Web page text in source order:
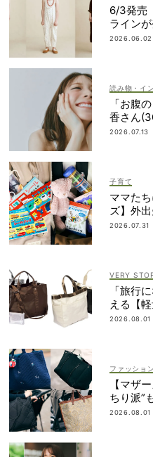
6/3発売
ライン
おすすめ
2026.06.02
読み物・イ
「お腹
香さん
「愛しい
2026.07.13
子育て
ママた
ズ】外
2026.07.31
VERY
「旅行
える【
2026.08.01
ファッション
【マザ
ちり派”
は？
2026.08.01